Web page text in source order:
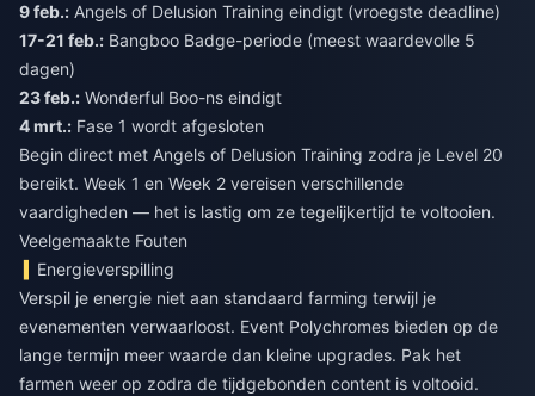
9 feb.: Angels of Delusion Training eindigt (vroegste deadline)
17-21 feb.: Bangboo Badge-periode (meest waardevolle 5
dagen)
23 feb.: Wonderful Boo-ns eindigt
4 mrt.: Fase 1 wordt afgesloten
Begin direct met Angels of Delusion Training zodra je Level 20
bereikt. Week 1 en Week 2 vereisen verschillende
vaardigheden — het is lastig om ze tegelijkertijd te voltooien.
Veelgemaakte Fouten
Energieverspilling
Verspil je energie niet aan standaard farming terwijl je
evenementen verwaarloost. Event Polychromes bieden op de
lange termijn meer waarde dan kleine upgrades. Pak het
farmen weer op zodra de tijdgebonden content is voltooid.